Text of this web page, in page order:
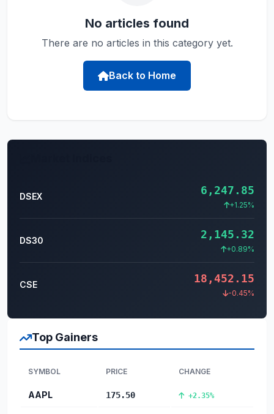
No articles found
There are no articles in this category yet.
Back to Home
DSEX 6,247.85
+1.25%
DS30 2,145.32
+0.89%
CSE 18,452.15
-0.45%
Top Gainers
SYMBOL PRICE CHANGE
AAPL 175.50 +2.35%